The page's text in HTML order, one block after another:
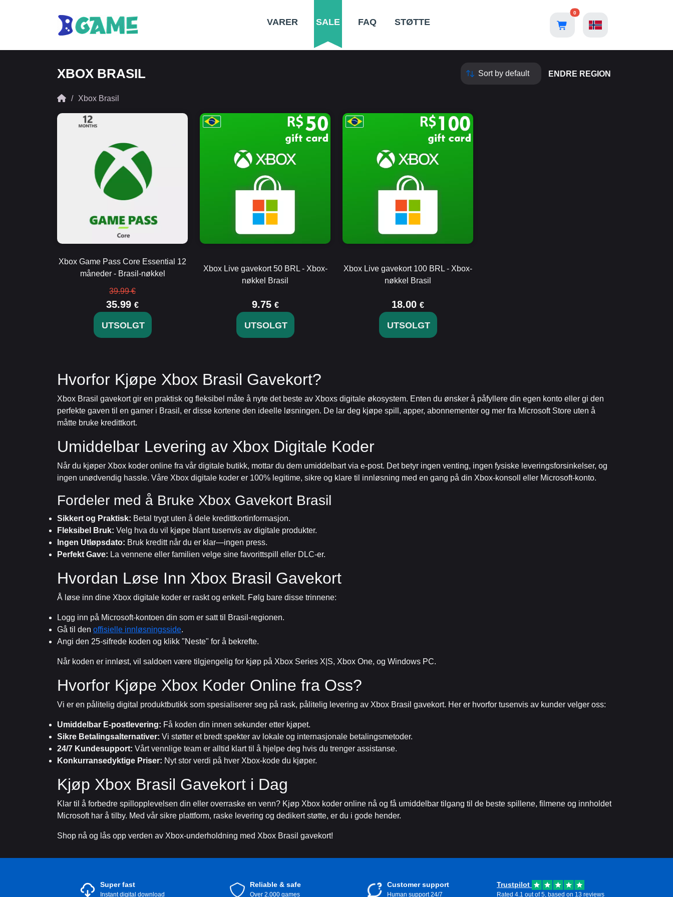
VARER SALE FAQ STØTTE
0
XBOX BRASIL ENDRE REGION
Xbox Brasil
Xbox Game Pass Core Essential 12
måneder - Brasil-nøkkel
39.99 €
35.99 €
UTSOLGT
Xbox Live gavekort 50 BRL - Xbox-
nøkkel Brasil
9.75 €
UTSOLGT
Xbox Live gavekort 100 BRL - Xbox-
nøkkel Brasil
18.00 €
UTSOLGT
Hvorfor Kjøpe Xbox Brasil Gavekort?
Xbox Brasil gavekort gir en praktisk og fleksibel måte å nyte det beste av Xboxs digitale økosystem. Enten du ønsker å påfyllere din egen konto eller gi den
perfekte gaven til en gamer i Brasil, er disse kortene den ideelle løsningen. De lar deg kjøpe spill, apper, abonnementer og mer fra Microsoft Store uten å
måtte bruke kredittkort.
Umiddelbar Levering av Xbox Digitale Koder
Når du kjøper Xbox koder online fra vår digitale butikk, mottar du dem umiddelbart via e-post. Det betyr ingen venting, ingen fysiske leveringsforsinkelser, og
ingen unødvendig hassle. Våre Xbox digitale koder er 100% legitime, sikre og klare til innløsning med en gang på din Xbox-konsoll eller Microsoft-konto.
Fordeler med å Bruke Xbox Gavekort Brasil
Sikkert og Praktisk: Betal trygt uten å dele kredittkortinformasjon.
Fleksibel Bruk: Velg hva du vil kjøpe blant tusenvis av digitale produkter.
Ingen Utløpsdato: Bruk kreditt når du er klar—ingen press.
Perfekt Gave: La vennene eller familien velge sine favorittspill eller DLC-er.
Hvordan Løse Inn Xbox Brasil Gavekort
Å løse inn dine Xbox digitale koder er raskt og enkelt. Følg bare disse trinnene:
Logg inn på Microsoft-kontoen din som er satt til Brasil-regionen.
Gå til den offisielle innløsningsside.
Angi den 25-sifrede koden og klikk "Neste" for å bekrefte.
Når koden er innløst, vil saldoen være tilgjengelig for kjøp på Xbox Series X|S, Xbox One, og Windows PC.
Hvorfor Kjøpe Xbox Koder Online fra Oss?
Vi er en pålitelig digital produktbutikk som spesialiserer seg på rask, pålitelig levering av Xbox Brasil gavekort. Her er hvorfor tusenvis av kunder velger oss:
Umiddelbar E-postlevering: Få koden din innen sekunder etter kjøpet.
Sikre Betalingsalternativer: Vi støtter et bredt spekter av lokale og internasjonale betalingsmetoder.
24/7 Kundesupport: Vårt vennlige team er alltid klart til å hjelpe deg hvis du trenger assistanse.
Konkurransedyktige Priser: Nyt stor verdi på hver Xbox-kode du kjøper.
Kjøp Xbox Brasil Gavekort i Dag
Klar til å forbedre spillopplevelsen din eller overraske en venn? Kjøp Xbox koder online nå og få umiddelbar tilgang til de beste spillene, filmene og innholdet
Microsoft har å tilby. Med vår sikre plattform, raske levering og dedikert støtte, er du i gode hender.
Shop nå og lås opp verden av Xbox-underholdning med Xbox Brasil gavekort!
Super fast
Instant digital download
Reliable & safe
Over 2.000 games
Customer support
Human support 24/7
Trustpilot
Rated 4.1 out of 5, based on 13 reviews